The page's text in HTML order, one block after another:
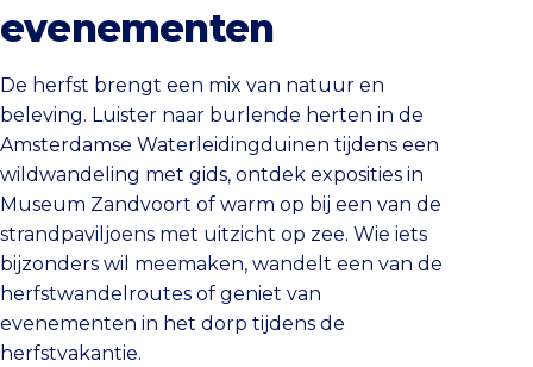
evenementen
De herfst brengt een mix van natuur en
beleving. Luister naar burlende herten in de
Amsterdamse Waterleidingduinen tijdens een
wildwandeling met gids, ontdek exposities in
Museum Zandvoort of warm op bij een van de
strandpaviljoens met uitzicht op zee. Wie iets
bijzonders wil meemaken, wandelt een van de
herfstwandelroutes of geniet van
evenementen in het dorp tijdens de
herfstvakantie.